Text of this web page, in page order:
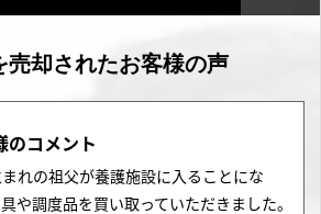
売却されたお客様の声
のコメント
れの祖父が養護施設に入ることにな
や調度品を買い取っていただきました。